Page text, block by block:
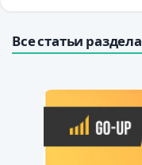
Все статьи раздела